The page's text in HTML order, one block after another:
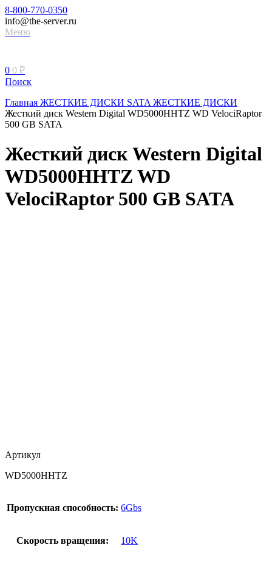
8-800-770-0350
info@the-server.ru
Меню
0 0 ₽
Поиск
Главная ЖЕСТКИЕ ДИСКИ SATA ЖЕСТКИЕ ДИСКИ
Жесткий диск Western Digital WD5000HHTZ WD VelociRaptor
500 GB SATA
Жесткий диск Western Digital
WD5000HHTZ WD
VelociRaptor 500 GB SATA
Артикул
WD5000HHTZ
Пропускная способность: 6Gbs
Скорость вращения: 10K